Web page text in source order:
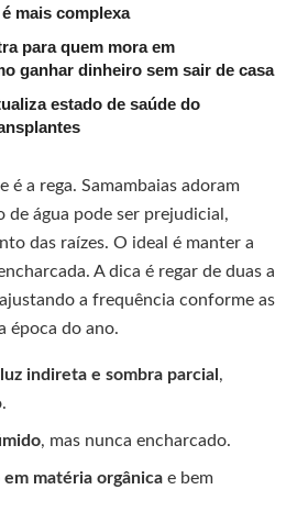
mais complexa
para quem mora em
ganhar dinheiro sem sair de casa
estado de saúde do
a rega. Samambaias adoram
de água pode ser prejudicial,
das raízes. O ideal é manter a
A dica é regar de duas a
a frequência conforme as
época do ano.
luz indireta e sombra parcial ,
, mas nunca encharcado.
matéria orgânica e bem